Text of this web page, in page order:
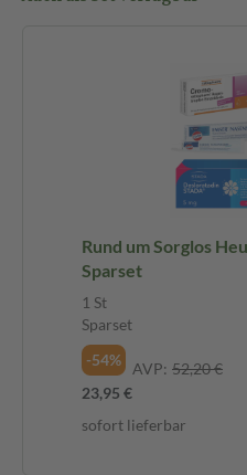
Rund um Sorglos
Sparset
1 St
Sparset
-54%
AVP: 52,20 €
23,95 €
sofort lieferbar